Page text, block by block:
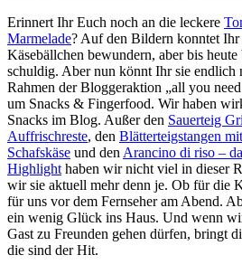
Erinnert Ihr Euch noch an die leckere
Marmelade? Auf den Bildern konntet Ihr
Käsebällchen bewundern, aber bis
schuldig. Aber nun könnt Ihr sie endlich
Rahmen der Bloggeraktion „all you
um Snacks & Fingerfood. Wir haben
Snacks im Blog. Außer den Sauerteig
Auffrischreste, den Blätterteigstangen
Schafskäse und den Arancino di riso –
Highlight haben wir nicht viel in dieser
wir sie aktuell mehr denn je. Ob für die
für uns vor dem Fernseher am Abend.
ein wenig Glück ins Haus. Und wenn
Gast zu Freunden gehen dürfen, bringt
die sind der Hit.